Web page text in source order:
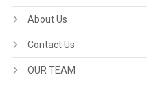
About Us
Contact Us
OUR TEAM